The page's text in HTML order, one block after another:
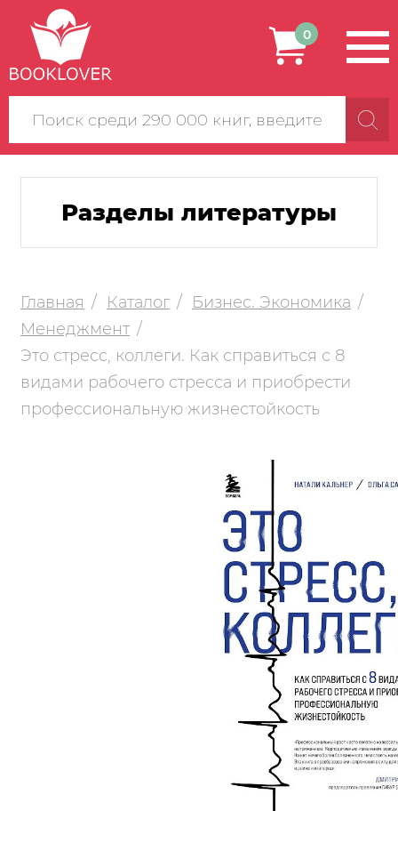
Поиск
по
сайту
0
Разделы литературы
Главная Каталог
Бизнес. Экономика
Менеджмент
Это стресс, коллеги. Как справиться с 8
видами рабочего стресса и приобрести
профессиональную жизнестойкость